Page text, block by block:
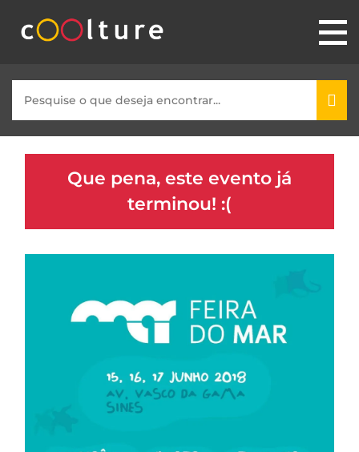
Que pena, este evento já
terminou! :(